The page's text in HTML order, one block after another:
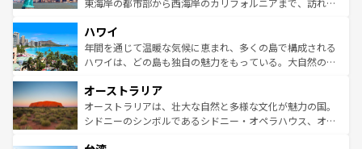
ば市内交通費無料で観光を楽しむこともできる。 なお、新
着のスイス情報はコンテンツ一覧 を参照してほしい。
東海岸の都市部から西海岸のカリフォルニアまで、訪れる
のような巨大都市は、観光、ショッピング、エンターテイ
ンメントが詰まった刺激的なスポットだ。一方、アメリカ
西部には大自然が広がり、グランドキャニオンやイエロー
部のニューオーリンズでは、音楽と美食が融合した独特の
文化が魅力。旅行者はアメリカの各地域で異なる魅力を楽
しみながら、その多様性と豊かな歴史を感じることができ
ハワイ
年間を通じて温暖な気候に恵まれ、多くの島で構成される
ハワイは、どの島も独自の魅力をもっている。大自然の神
ワイ島は見逃せない。また、定番の観光地といえばオアフ
島だが、静かな自然を求めるならマウイ島やカウアイ島が
おすすめ。エメラルドグリーンに輝く海をはじめ、豊かな
オーストラリア
オーストラリアは、壮大な自然と多様な文化が魅力の国。
シドニーのシンボルであるシドニー・オペラハウス、オー